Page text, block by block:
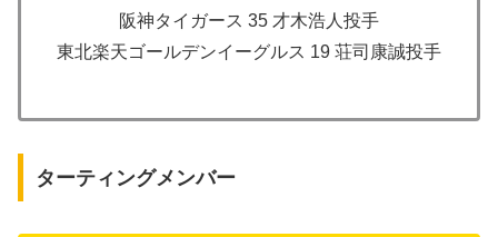
阪神タイガース 35 才木浩人投手
東北楽天ゴールデンイーグルス 19 荘司康誠投手
ターティングメンバー